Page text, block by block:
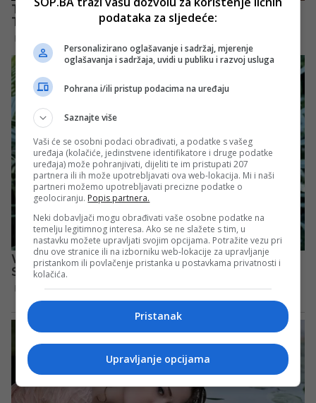
podataka za sljedeće:
Personalizirano oglašavanje i sadržaj, mjerenje
oglašavanja i sadržaja, uvidi u publiku i razvoj usluga
Pohrana i/ili pristup podacima na uređaju
Saznajte više
Vaši će se osobni podaci obrađivati, a podatke s vašeg
uređaja (kolačiće, jedinstvene identifikatore i druge podatke
uređaja) može pohranjivati, dijeliti te im pristupati 207
partnera ili ih može upotrebljavati ova web-lokacija. Mi i naši
partneri možemo upotrebljavati precizne podatke o
geolociranju. Popis partnera.
Neki dobavljači mogu obrađivati vaše osobne podatke na
temelju legitimnog interesa. Ako se ne slažete s tim, u
nastavku možete upravljati svojim opcijama. Potražite vezu pri
dnu ove stranice ili na izborniku web-lokacije za upravljanje
pristankom ili povlačenje pristanka u postavkama privatnosti i
kolačića.
Pristanak
Upravljanje opcijama